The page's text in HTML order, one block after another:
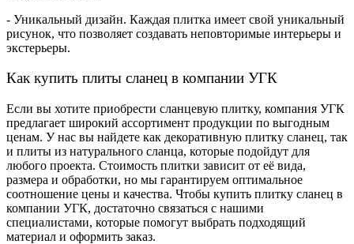
- Уникальный дизайн. Каждая плитка имеет свой уникальный
рисунок, что позволяет создавать неповторимые интерьеры и
экстерьеры.
Как купить плиты сланец в компании УГК
Если вы хотите приобрести сланцевую плитку, компания УГК
предлагает широкий ассортимент продукции по выгодным
ценам. У нас вы найдете как декоративную плитку сланец, так
и плиты из натурального сланца, которые подойдут для
любого проекта. Стоимость плитки зависит от её вида,
размера и обработки, но мы гарантируем оптимальное
соотношение цены и качества. Чтобы купить плитку сланец в
компании УГК, достаточно связаться с нашими
специалистами, которые помогут выбрать подходящий
материал и оформить заказ.